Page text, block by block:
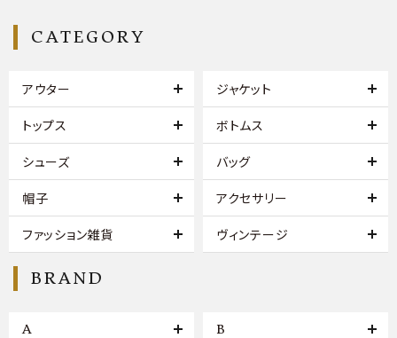
CATEGORY
アウター ジャケット
トップス ボトムス
シューズ バッグ
帽子 アクセサリー
ファッション雑貨 ヴィンテージ
BRAND
A B